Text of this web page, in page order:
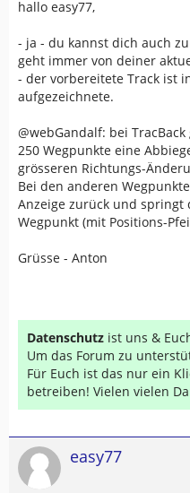
hallo easy77,
- ja - du kannst dich auch
geht immer von deiner
- der vorbereitete Track ist
aufgezeichnete.
@webGandalf: bei
250 Wegpunkte eine
grösseren Richtungs-
Bei den anderen
Anzeige zurück und springt
Wegpunkt (mit Positions-
Grüsse - Anton
Datenschutz ist uns &
Um das Forum zu
Für Euch ist das nur ein
betreiben! Vielen vielen
easy77